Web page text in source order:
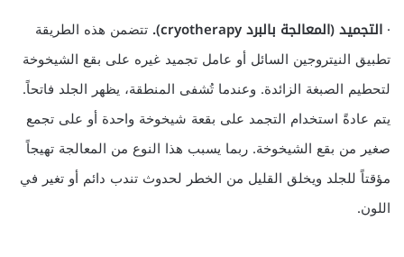
· التجميد (المعالجة بالبردcryotherapy
). تتضمن هذه الطريقة
تطبيق النيتروجين السائل أو عامل تجميد غيره على بقع الشيخوخة
لتحطيم الصبغة الزائدة. وعندما تُشفى المنطقة، يظهر الجلد فاتحاً.
يتم عادةً استخدام التجمد على بقعة شيخوخة واحدة أو على تجمع
صغير من بقع الشيخوخة. ربما يسبب هذا النوع من المعالجة تهيجاً
مؤقتاً للجلد ويخلق القليل من الخطر لحدوث تندب دائم أو تغير في
اللون.